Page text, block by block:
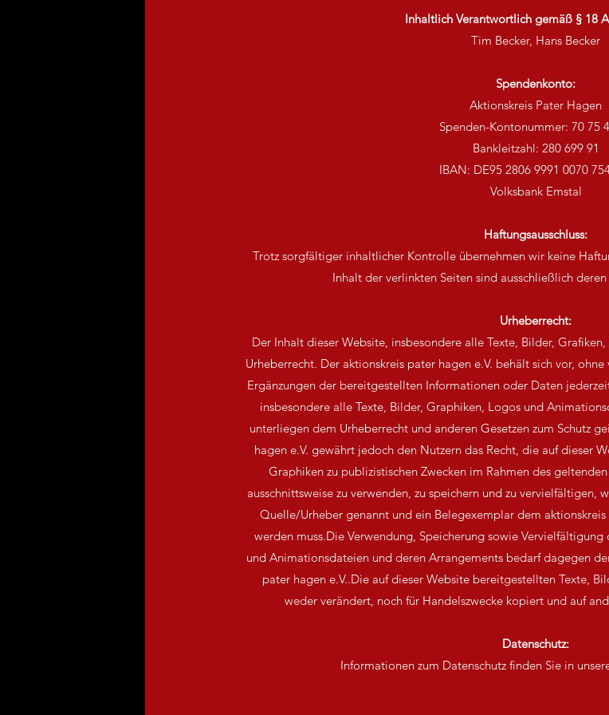
Inhaltlich Verantwortlich gemäß § 18
Tim Becker, Hans Becker
Spendenkonto:
Aktionskreis Pater Hagen
Spenden-Kontonummer: 70 75
Bankleitzahl: 280 699 91
IBAN: DE95 2806 9991 0070
Volksbank Emstal
Haftungsausschluss:
Trotz sorgfältiger inhaltlicher Kontrolle übernehmen wir keine
Inhalt der verlinkten Seiten sind ausschließlich
Urheberrecht:
Der Inhalt dieser Website, insbesondere alle Texte, Bilder,
Urheberrecht. Der aktionskreis pater hagen e.V. behält sich vor,
Ergänzungen der bereitgestellten Informationen oder Daten
insbesondere alle Texte, Bilder, Graphiken, Logos und
unterliegen dem Urheberrecht und anderen Gesetzen zum Schutz
hagen e.V. gewährt jedoch den Nutzern das Recht, die auf dieser
Graphiken zu publizistischen Zwecken im Rahmen des
ausschnittsweise zu verwenden, zu speichern und zu vervielfältigen,
Quelle/Urheber genannt und ein Belegexemplar dem
werden muss.Die Verwendung, Speicherung sowie
und Animationsdateien und deren Arrangements bedarf dagegen
pater hagen e.V..Die auf dieser Website bereitgestellten Texte,
weder verändert, noch für Handelszwecke kopiert und auf
Datenschutz:
Informationen zum Datenschutz finden Sie in